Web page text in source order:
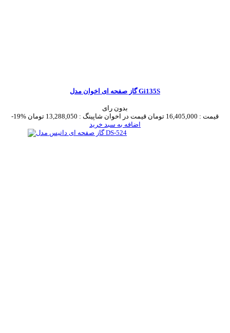
گاز صفحه ای اخوان مدل Gi135S
بدون رای
-19%
قیمت : 16,405,000 تومان قیمت در اخوان شاپینگ : 13,288,050 تومان
اضافه به سبد خرید